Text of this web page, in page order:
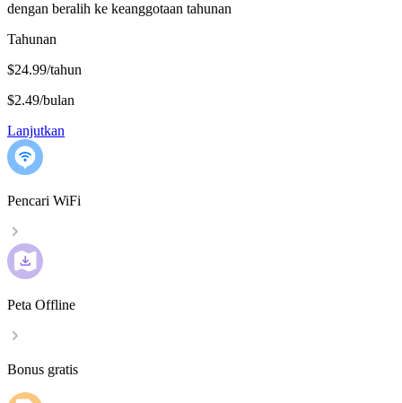
dengan beralih ke keanggotaan tahunan
Tahunan
$24.99/tahun
$2.49/bulan
Lanjutkan
Pencari WiFi
Peta Offline
Bonus gratis